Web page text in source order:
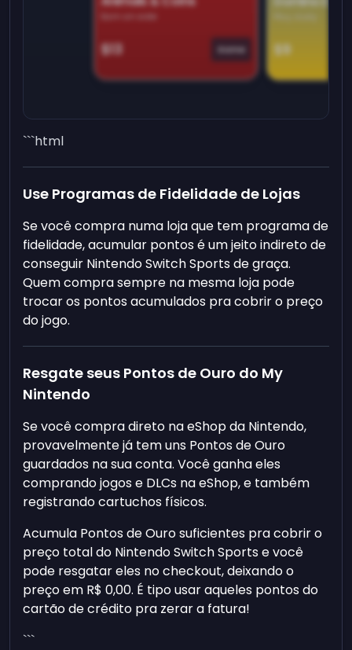
Earn on side
$13 Game $9
```html
Use Programas de Fidelidade de Lojas
Se você compra numa loja que tem programa de
fidelidade, acumular pontos é um jeito indireto de
conseguir Nintendo Switch Sports de graça.
Quem compra sempre na mesma loja pode
trocar os pontos acumulados pra cobrir o preço
do jogo.
Resgate seus Pontos de Ouro do My
Nintendo
Se você compra direto na eShop da Nintendo,
provavelmente já tem uns Pontos de Ouro
guardados na sua conta. Você ganha eles
comprando jogos e DLCs na eShop, e também
registrando cartuchos físicos.
Acumula Pontos de Ouro suficientes pra cobrir o
preço total do Nintendo Switch Sports e você
pode resgatar eles no checkout, deixando o
preço em R$ 0,00. É tipo usar aqueles pontos do
cartão de crédito pra zerar a fatura!
```